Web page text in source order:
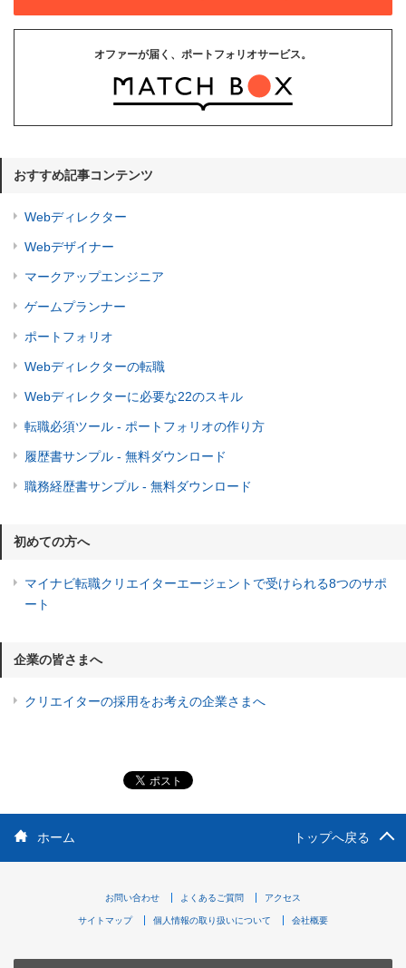
オファーが届く、ポートフォリオサービス。
おすすめ記事コンテンツ
Webディレクター
Webデザイナー
マークアップエンジニア
ゲームプランナー
ポートフォリオ
Webディレクターの転職
Webディレクターに必要な22のスキル
転職必須ツール - ポートフォリオの作り方
履歴書サンプル - 無料ダウンロード
職務経歴書サンプル - 無料ダウンロード
初めての方へ
マイナビ転職クリエイターエージェントで受けられる8つのサポ
ート
企業の皆さまへ
クリエイターの採用をお考えの企業さまへ
ホーム トップへ戻る
お問い合わせ よくあるご質問 アクセス
サイトマップ 個人情報の取り扱いについて 会社概要